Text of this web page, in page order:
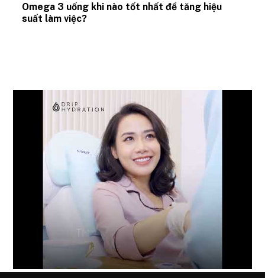
Omega 3 uống khi nào tốt nhất để tăng hiệu
suất làm việc?